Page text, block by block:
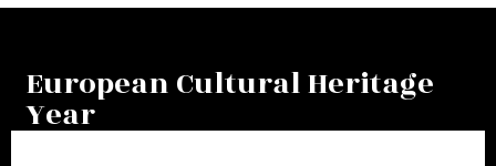
European Cultural Heritage
Year